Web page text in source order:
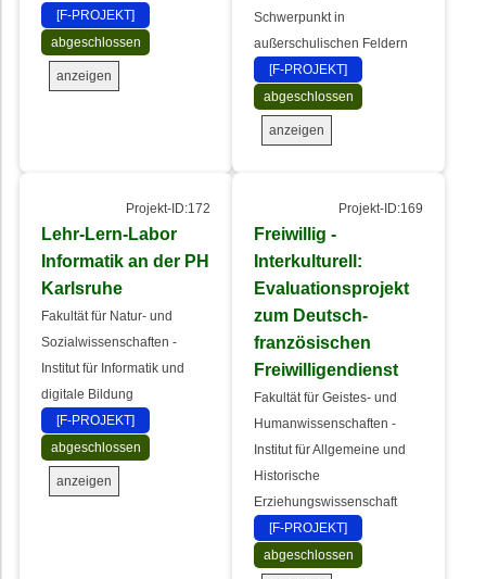
[F-PROJEKT]
abgeschlossen
anzeigen
Schwerpunkt in
außerschulischen Feldern
[F-PROJEKT]
abgeschlossen
anzeigen
Projekt-ID:172
Lehr-Lern-Labor
Informatik an der PH
Karlsruhe
Fakultät für Natur- und
Sozialwissenschaften -
Institut für Informatik und
digitale Bildung
[F-PROJEKT]
abgeschlossen
anzeigen
Projekt-ID:169
Freiwillig -
Interkulturell:
Evaluationsprojekt
zum Deutsch-
französischen
Freiwilligendienst
Fakultät für Geistes- und
Humanwissenschaften -
Institut für Allgemeine und
Historische
Erziehungswissenschaft
[F-PROJEKT]
abgeschlossen